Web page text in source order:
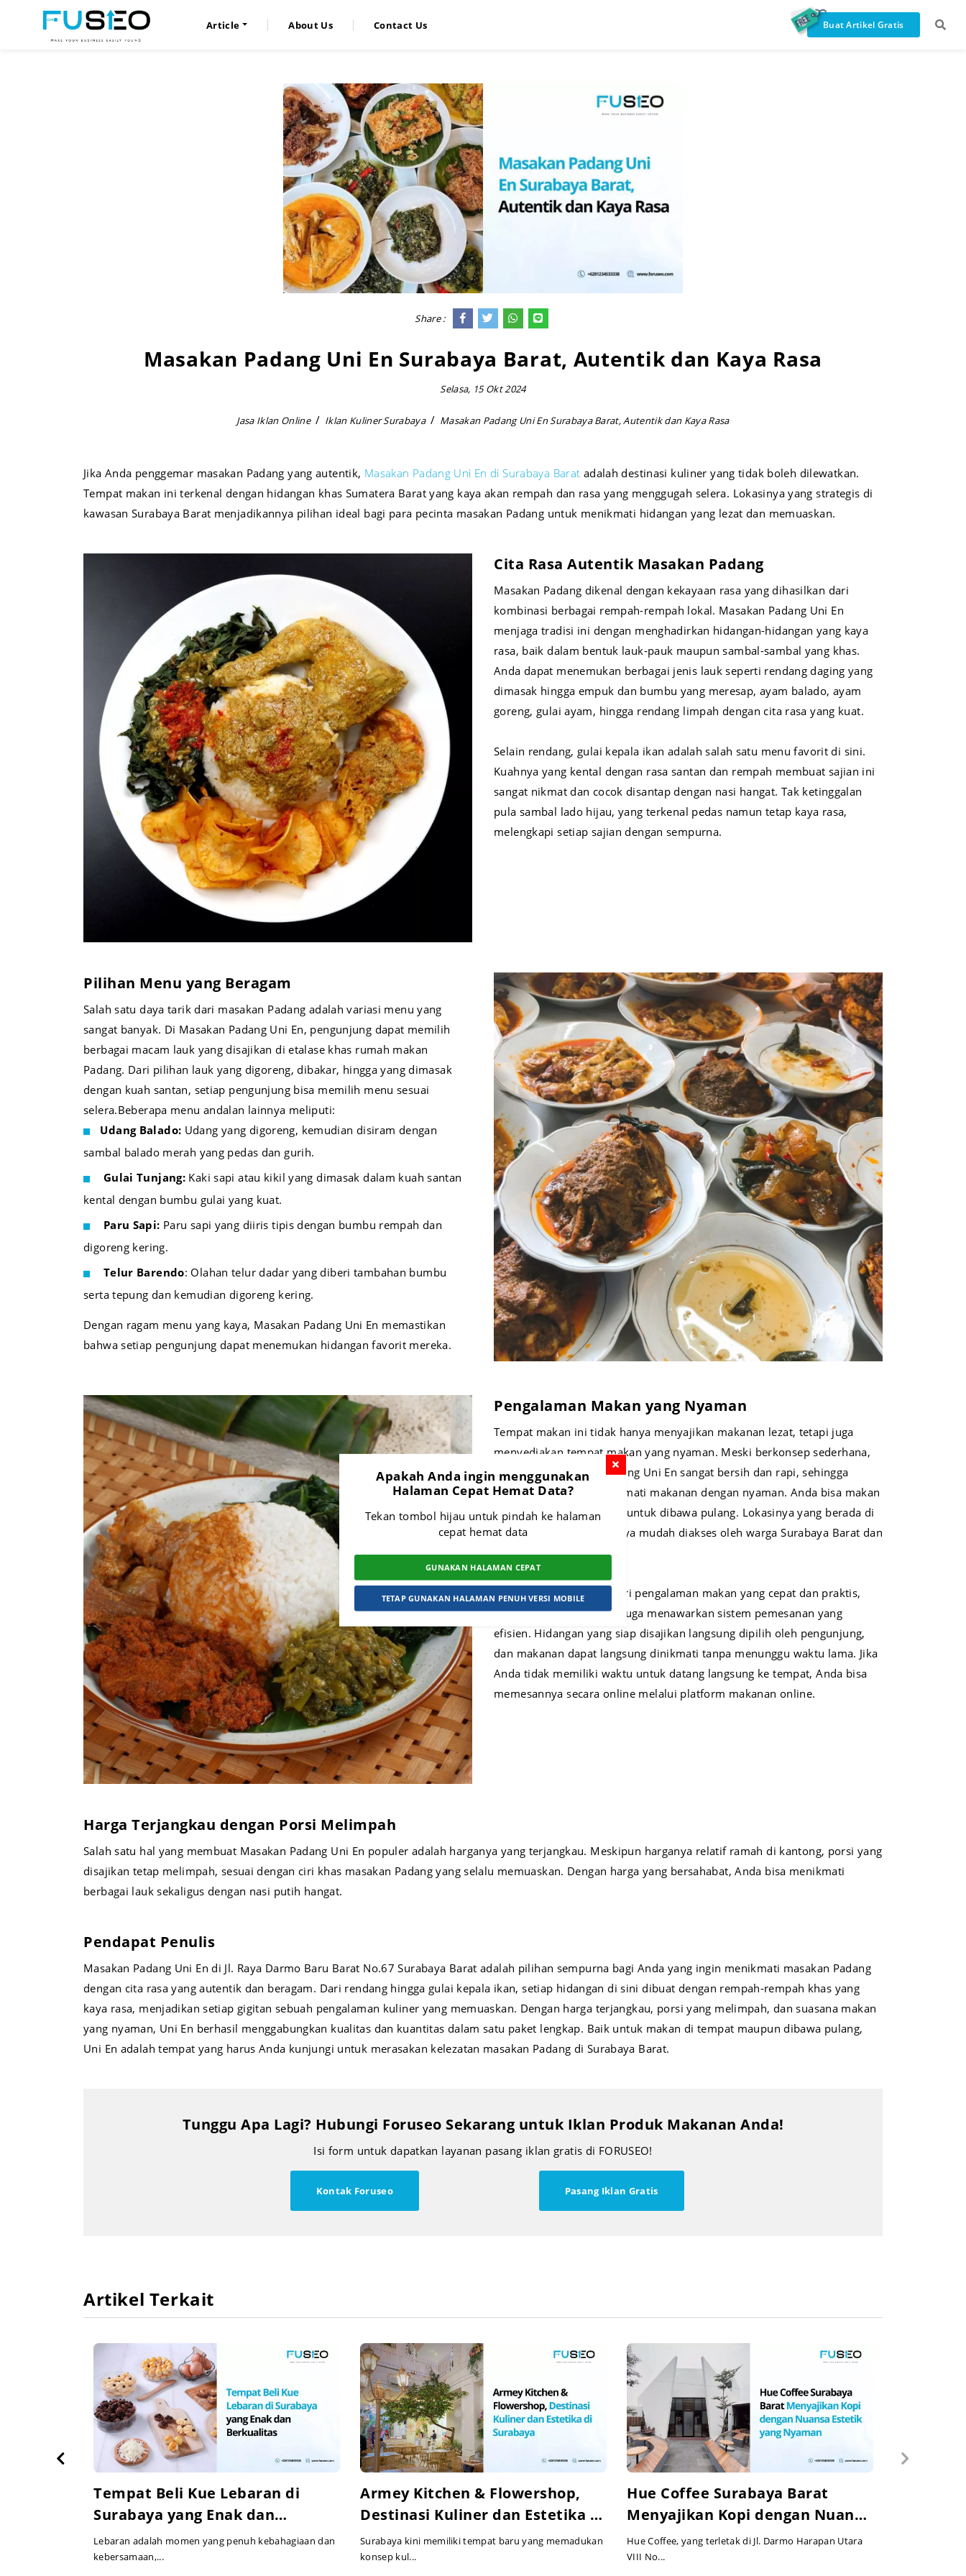
Apakah Anda ingin menggunakan
Halaman Cepat Hemat Data?
Tekan tombol hijau untuk pindah ke halaman
cepat hemat data
GUNAKAN HALAMAN CEPAT
TETAP GUNAKAN HALAMAN PENUH VERSI MOBILE
Article About Us Contact Us Buat Artikel Gratis
Share :
Masakan Padang Uni En Surabaya Barat, Autentik dan Kaya Rasa
Selasa, 15 Okt 2024
Jasa Iklan Online Iklan Kuliner Surabaya Masakan Padang Uni En Surabaya Barat, Autentik dan Kaya Rasa
Jika Anda penggemar masakan Padang yang autentik, Masakan Padang Uni En di Surabaya Barat adalah destinasi kuliner yang tidak boleh dilewatkan.
Tempat makan ini terkenal dengan hidangan khas Sumatera Barat yang kaya akan rempah dan rasa yang menggugah selera. Lokasinya yang strategis di
kawasan Surabaya Barat menjadikannya pilihan ideal bagi para pecinta masakan Padang untuk menikmati hidangan yang lezat dan memuaskan.
Cita Rasa Autentik Masakan Padang
Masakan Padang dikenal dengan kekayaan rasa yang dihasilkan dari
kombinasi berbagai rempah-rempah lokal. Masakan Padang Uni En
menjaga tradisi ini dengan menghadirkan hidangan-hidangan yang kaya
rasa, baik dalam bentuk lauk-pauk maupun sambal-sambal yang khas.
Anda dapat menemukan berbagai jenis lauk seperti rendang daging yang
dimasak hingga empuk dan bumbu yang meresap, ayam balado, ayam
goreng, gulai ayam, hingga rendang limpah dengan cita rasa yang kuat.
Selain rendang, gulai kepala ikan adalah salah satu menu favorit di sini.
Kuahnya yang kental dengan rasa santan dan rempah membuat sajian ini
sangat nikmat dan cocok disantap dengan nasi hangat. Tak ketinggalan
pula sambal lado hijau, yang terkenal pedas namun tetap kaya rasa,
melengkapi setiap sajian dengan sempurna.
Pilihan Menu yang Beragam
Salah satu daya tarik dari masakan Padang adalah variasi menu yang
sangat banyak. Di Masakan Padang Uni En, pengunjung dapat memilih
berbagai macam lauk yang disajikan di etalase khas rumah makan
Padang. Dari pilihan lauk yang digoreng, dibakar, hingga yang dimasak
dengan kuah santan, setiap pengunjung bisa memilih menu sesuai
selera.Beberapa menu andalan lainnya meliputi:
Udang Balado: Udang yang digoreng, kemudian disiram dengan
sambal balado merah yang pedas dan gurih.
Gulai Tunjang: Kaki sapi atau kikil yang dimasak dalam kuah santan
kental dengan bumbu gulai yang kuat.
Paru Sapi: Paru sapi yang diiris tipis dengan bumbu rempah dan
digoreng kering.
Telur Barendo: Olahan telur dadar yang diberi tambahan bumbu
serta tepung dan kemudian digoreng kering.
Dengan ragam menu yang kaya, Masakan Padang Uni En memastikan
bahwa setiap pengunjung dapat menemukan hidangan favorit mereka.
Pengalaman Makan yang Nyaman
Tempat makan ini tidak hanya menyajikan makanan lezat, tetapi juga
menyediakan tempat makan yang nyaman. Meski berkonsep sederhana,
suasana di Masakan Padang Uni En sangat bersih dan rapi, sehingga
pengunjung dapat menikmati makanan dengan nyaman. Anda bisa makan
di tempat atau memesan untuk dibawa pulang. Lokasinya yang berada di
area strategis membuatnya mudah diakses oleh warga Surabaya Barat dan
sekitarnya.
Bagi mereka yang mencari pengalaman makan yang cepat dan praktis,
Masakan Padang Uni En juga menawarkan sistem pemesanan yang
efisien. Hidangan yang siap disajikan langsung dipilih oleh pengunjung,
dan makanan dapat langsung dinikmati tanpa menunggu waktu lama. Jika
Anda tidak memiliki waktu untuk datang langsung ke tempat, Anda bisa
memesannya secara online melalui platform makanan online.
Harga Terjangkau dengan Porsi Melimpah
Salah satu hal yang membuat Masakan Padang Uni En populer adalah harganya yang terjangkau. Meskipun harganya relatif ramah di kantong, porsi yang
disajikan tetap melimpah, sesuai dengan ciri khas masakan Padang yang selalu memuaskan. Dengan harga yang bersahabat, Anda bisa menikmati
berbagai lauk sekaligus dengan nasi putih hangat.
Pendapat Penulis
Masakan Padang Uni En di Jl. Raya Darmo Baru Barat No.67 Surabaya Barat adalah pilihan sempurna bagi Anda yang ingin menikmati masakan Padang
dengan cita rasa yang autentik dan beragam. Dari rendang hingga gulai kepala ikan, setiap hidangan di sini dibuat dengan rempah-rempah khas yang
kaya rasa, menjadikan setiap gigitan sebuah pengalaman kuliner yang memuaskan. Dengan harga terjangkau, porsi yang melimpah, dan suasana makan
yang nyaman, Uni En berhasil menggabungkan kualitas dan kuantitas dalam satu paket lengkap. Baik untuk makan di tempat maupun dibawa pulang,
Uni En adalah tempat yang harus Anda kunjungi untuk merasakan kelezatan masakan Padang di Surabaya Barat.
Tunggu Apa Lagi? Hubungi Foruseo Sekarang untuk Iklan Produk Makanan Anda!
Isi form untuk dapatkan layanan pasang iklan gratis di FORUSEO!
Kontak Foruseo Pasang Iklan Gratis
Artikel Terkait
Tempat Beli Kue Lebaran di
Surabaya yang Enak dan
Berkualitas
Lebaran adalah momen yang penuh kebahagiaan dan
kebersamaan,...
Armey Kitchen & Flowershop,
Destinasi Kuliner dan Estetika di
Surabaya
Surabaya kini memiliki tempat baru yang memadukan
konsep kul...
Hue Coffee Surabaya Barat
Menyajikan Kopi dengan Nuansa
Estetik yang Nyaman
Hue Coffee, yang terletak di Jl. Darmo Harapan Utara
VIII No...